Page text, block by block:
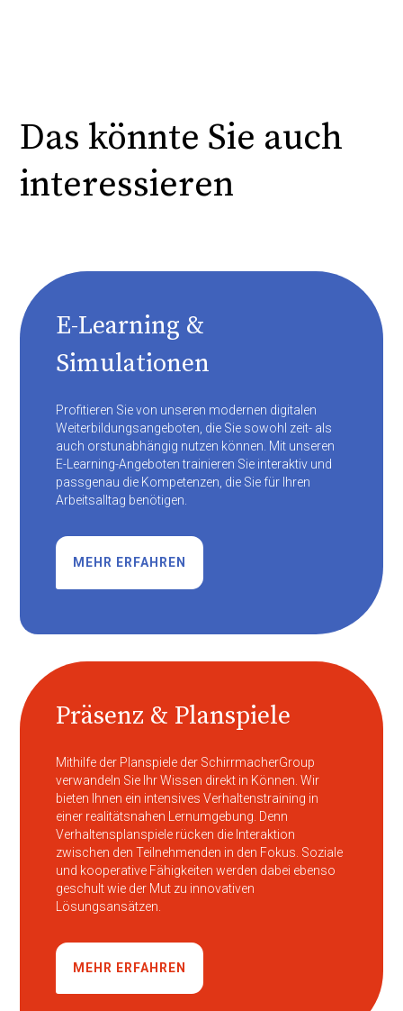
Das könnte Sie auch
interessieren
E-Learning &
Simulationen
Profitieren Sie von unseren modernen digitalen
Weiterbildungsangeboten, die Sie sowohl zeit- als
auch orstunabhängig nutzen können. Mit unseren
E-Learning-Angeboten trainieren Sie interaktiv und
passgenau die Kompetenzen, die Sie für Ihren
Arbeitsalltag benötigen.
MEHR ERFAHREN
Präsenz & Planspiele
Mithilfe der Planspiele der SchirrmacherGroup
verwandeln Sie Ihr Wissen direkt in Können. Wir
bieten Ihnen ein intensives Verhaltenstraining in
einer realitätsnahen Lernumgebung. Denn
Verhaltensplanspiele rücken die Interaktion
zwischen den Teilnehmenden in den Fokus. Soziale
und kooperative Fähigkeiten werden dabei ebenso
geschult wie der Mut zu innovativen
Lösungsansätzen.
MEHR ERFAHREN